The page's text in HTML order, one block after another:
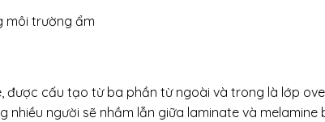
môi trường ẩm
được cấu tạo từ ba phần từ ngoài và trong là lớp
người sẽ nhầm lẫn giữa laminate và melamine